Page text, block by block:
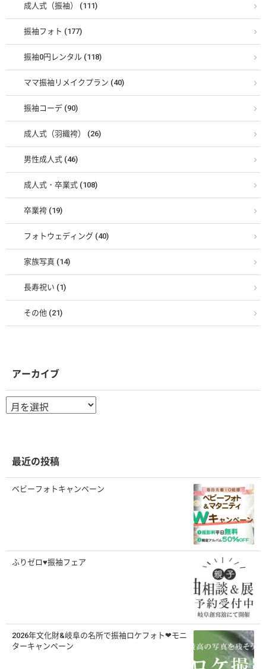
成人式（振袖） (111)
振袖フォト (177)
振袖0円レンタル (118)
ママ振袖リメイクプラン (40)
振袖コーデ (90)
成人式（羽織袴） (26)
男性成人式 (46)
成人式・卒業式 (108)
卒業袴 (19)
フォトウェディング (40)
家族写真 (14)
長寿祝い (1)
その他 (21)
アーカイブ
ー
最近の投稿
ベビーフォトキャンペーン
ふりゼロ♥振袖フェア
2026年文化財&岐阜の名所で振袖ロケフォト❤モニ
ターキャンペーン